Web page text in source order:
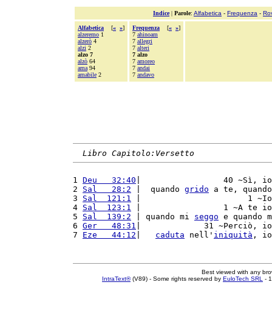
Indice| Parole: Alfabetica - Frequenza -
Alfabetica [« »]
alzeremo 1
alzerò 4
alzi 2
alzo 7
alzò 64
ama 94
amabile 2
Frequenza [« »]
7 ahinoam
7 allegri
7 alteri
7 alzo
7 amoreo
7 andai
7 andavo
Libro Capitolo:Versetto
1 Deu   32:40 |                 40 ~Sì,
2 Sal   28:2 |  quando grido a te,
3 Sal  121:1 |                      1
4 Sal  123:1 |                 1 ~A te
5 Sal  139:2 | quando mi seggo e quando
6 Ger   48:31 |             31 ~Perciò,
7 Eze   44:12 caduta nell' iniquità ,
Best viewed with any
IntraText®(V89) - Some rights reserved by EuloTech SRL -